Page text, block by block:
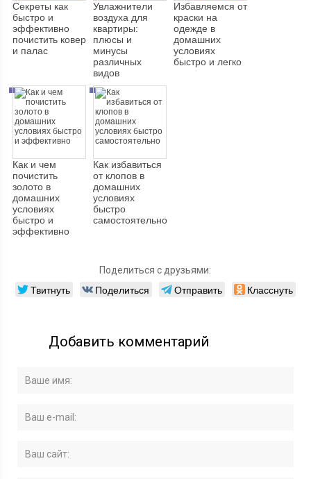
Секреты как
быстро и
эффективно
почистить ковер
и палас
Увлажнители
воздуха для
квартиры:
плюсы и
минусы
различных
видов
Избавляемся от
краски на
одежде в
домашних
условиях
быстро и легко
Как и чем
почистить
золото в
домашних
условиях
быстро и
эффективно
Как избавиться
от клопов в
домашних
условиях
быстро
самостоятельно
Поделиться с друзьями:
Твитнуть Поделиться Отправить Класснуть
Добавить комментарий